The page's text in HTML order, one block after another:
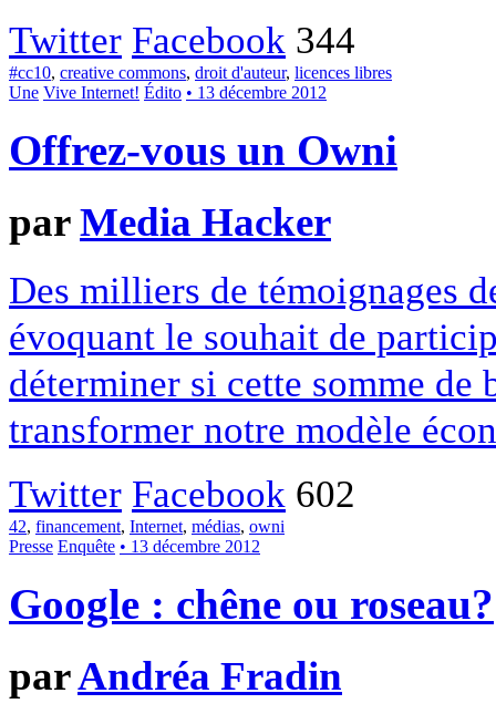
Twitter Facebook 344
#cc10, creative commons, droit d'auteur, licences libres
Une Vive Internet! Édito • 13 décembre 2012
Offrez-vous un Owni
parMedia Hacker
Des milliers de témoignages
évoquant le souhait de
déterminer si cette somme
transformer notre modèle
Twitter Facebook 602
42, financement, Internet, médias, owni
Presse Enquête • 13 décembre 2012
Google : chêne ou roseau?
parAndréa Fradin